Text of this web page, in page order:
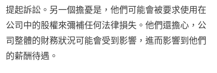
提起訴訟。另一個擔憂是，他們可能會被要求使用在
公司中的股權來彌補任何法律損失。他們還擔心，公
司整體的財務狀況可能會受到影響，進而影響到他們
的薪酬待遇。